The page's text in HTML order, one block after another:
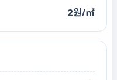
2원/㎡